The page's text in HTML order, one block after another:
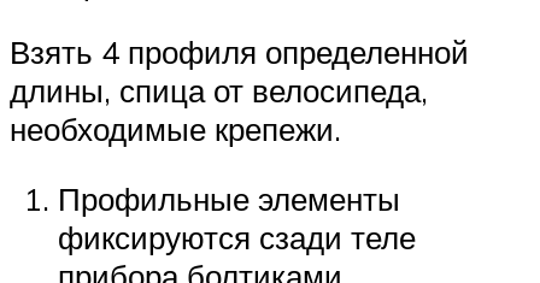
Взять 4 профиля определенной
длины, спица от велосипеда,
необходимые крепежи.
Профильные элементы
фиксируются сзади теле